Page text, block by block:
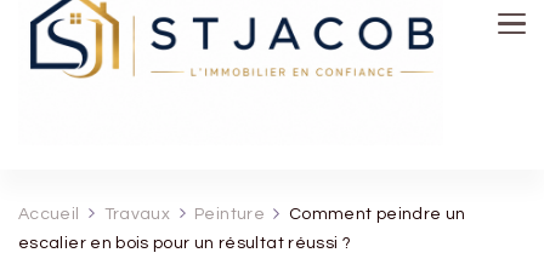
Accueil Travaux Peinture
Comment peindre un
escalier en bois pour un résultat réussi ?